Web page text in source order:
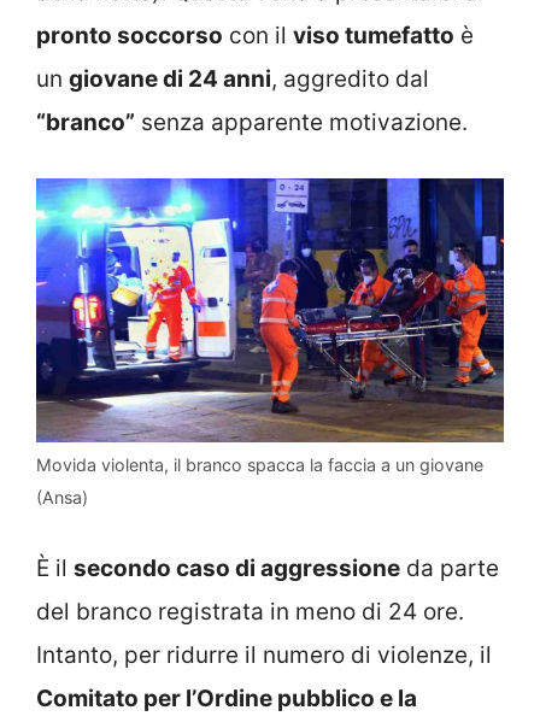
pronto soccorso con il viso tumefatto è
un giovane di 24 anni, aggredito dal
“branco” senza apparente motivazione.
Movida violenta, il branco spacca la faccia a un giovane
(Ansa)
È il secondo caso di aggressione da parte
del branco registrata in meno di 24 ore.
Intanto, per ridurre il numero di violenze, il
Comitato per l’Ordine pubblico e la